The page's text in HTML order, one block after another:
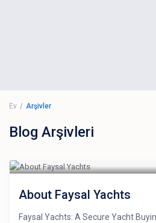
Ev Arşivler
Blog Arşivleri
About Faysal Yachts
Faysal Yachts: A Secure Yacht